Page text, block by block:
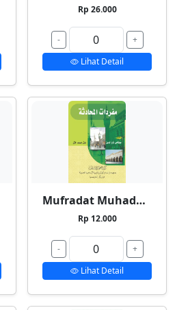
Rp 26.000
-
+
Lihat Detail
Mufradat Muhadatsah
Rp 12.000
-
+
Lihat Detail